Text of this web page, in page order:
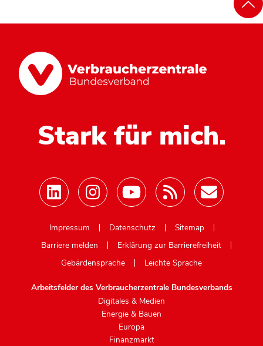
Stark für mich.
Impressum
Datenschutz
Sitemap
Barriere melden
Erklärung zur Barrierefreiheit
Gebärdensprache
Leichte Sprache
Arbeitsfelder des Verbraucherzentrale Bundesverbands
Digitales & Medien
Energie & Bauen
Europa
Finanzmarkt